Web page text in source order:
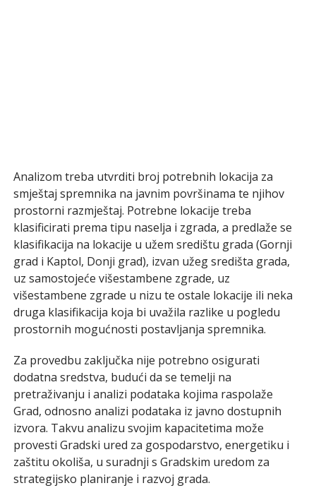
Analizom treba utvrditi broj potrebnih lokacija za
smještaj spremnika na javnim površinama te njihov
prostorni razmještaj. Potrebne lokacije treba
klasificirati prema tipu naselja i zgrada, a predlaže se
klasifikacija na lokacije u užem središtu grada (Gornji
grad i Kaptol, Donji grad), izvan užeg središta grada,
uz samostojeće višestambene zgrade, uz
višestambene zgrade u nizu te ostale lokacije ili neka
druga klasifikacija koja bi uvažila razlike u pogledu
prostornih mogućnosti postavljanja spremnika.
Za provedbu zaključka nije potrebno osigurati
dodatna sredstva, budući da se temelji na
pretraživanju i analizi podataka kojima raspolaže
Grad, odnosno analizi podataka iz javno dostupnih
izvora. Takvu analizu svojim kapacitetima može
provesti Gradski ured za gospodarstvo, energetiku i
zaštitu okoliša, u suradnji s Gradskim uredom za
strategijsko planiranje i razvoj grada.